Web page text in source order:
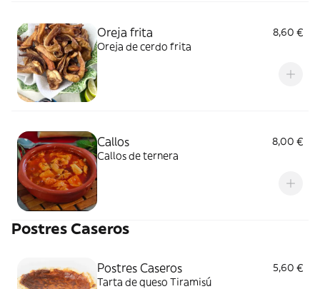
Oreja frita
8,60 €
Oreja de cerdo frita
Callos
8,00 €
Callos de ternera
Postres Caseros
Postres Caseros
5,60 €
Tarta de queso Tiramisú